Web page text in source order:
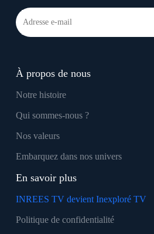
À propos de nous
Notre histoire
Qui sommes-nous ?
Nos valeurs
Embarquez dans nos univers
En savoir plus
INREES TV devient Inexploré TV
Politique de confidentialité